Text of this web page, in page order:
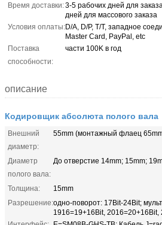
Время доставки:3-5 рабочих дней для
дней для массового заказа
Условия оплаты:D/A, D/P, T/T, западное
Master Card, PayPal, etc
Поставка
способности:
части 100K в год
описание
Кодировщик абсолюта полого вала
Внешний
диаметр:
55mm (монтажный флаец
Диаметр
полого вала:
До отверстие 14mm; 15mm;
Толщина:
15mm
Разрешение:одно-поворот: 17Bit-24Bit;
1916=19+16Bit, 2016=20+16Bit,